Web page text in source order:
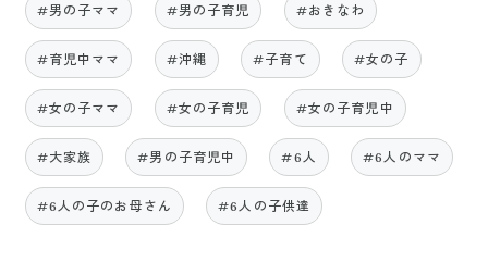
#男の子ママ #男の子育児 #おきなわ
#育児中ママ #沖縄 #子育て #女の子
#女の子ママ #女の子育児 #女の子育児中
#大家族 #男の子育児中 #6人 #6人のママ
#6人の子のお母さん #6人の子供達